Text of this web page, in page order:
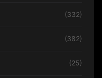
(332)
(382)
(25)